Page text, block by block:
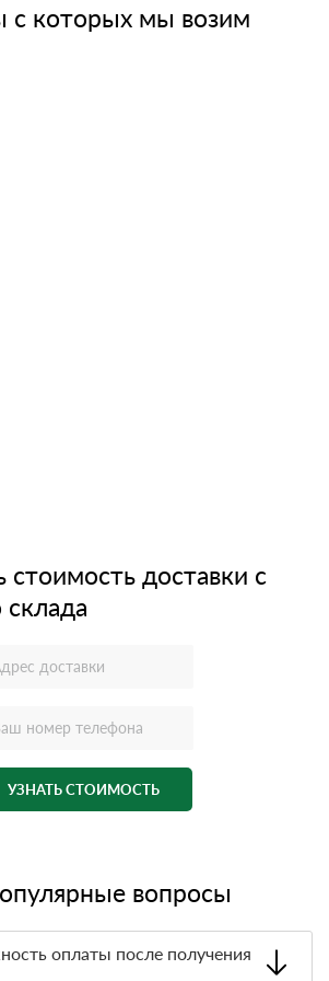
с которых мы возим
стоимость доставки с
УЗНАТЬ СТОИМОСТЬ
вопросы
оплаты после получения